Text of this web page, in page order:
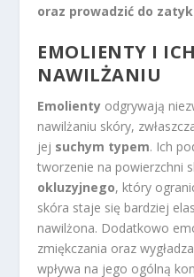
oraz prowadzić do
EMOLIENTY I
NAWILŻANIU
Emolienty odgrywają
nawilżaniu skóry,
jej suchym typem. Ich
tworzenie na powierzchni
okluzyjnego, który
skóra staje się bardziej
nawilżona. Dodatkowo
zmiękczania oraz
wpływa na jego ogólną